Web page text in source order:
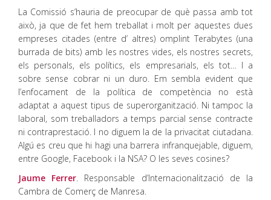
La Comissió s’hauria de preocupar de què passa amb tot
això, ja que de fet hem treballat i molt per aquestes dues
empreses citades (entre d’ altres) omplint Terabytes (una
burrada de bits) amb les nostres vides, els nostres secrets,
els personals, els polítics, els empresarials, els tot… I a
sobre sense cobrar ni un duro. Em sembla evident que
l’enfocament de la política de competència no està
adaptat a aquest tipus de superorganització. Ni tampoc la
laboral, som treballadors a temps parcial sense contracte
ni contraprestació. I no diguem la de la privacitat ciutadana.
Algú es creu que hi hagi una barrera infranquejable, diguem,
entre Google, Facebook i la NSA? O les seves cosines?
Jaume Ferrer. Responsable d’Internacionalització de la
Cambra de Comerç de Manresa.